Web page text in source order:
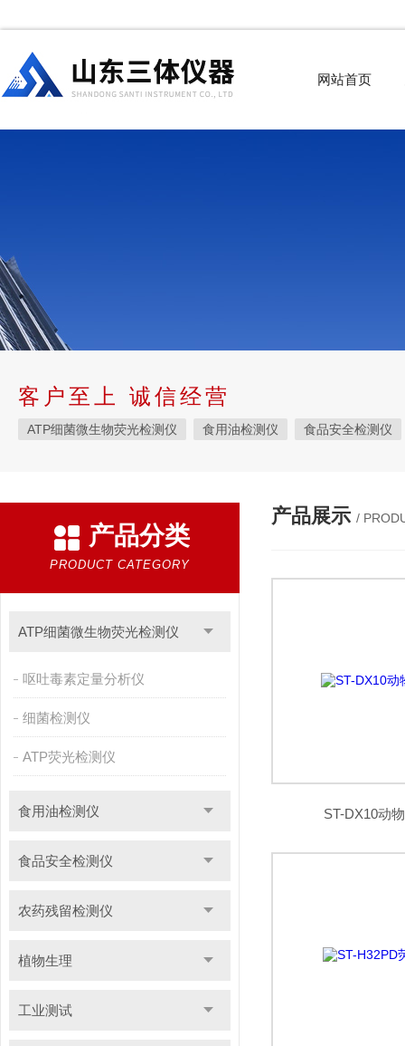
网站首页
客户至上 诚信经营
ATP细菌微生物荧光检测仪 食用油检测仪 食品安全检测仪
产品分类
PRODUCT CATEGORY
ATP细菌微生物荧光检测仪
呕吐毒素定量分析仪
细菌检测仪
ATP荧光检测仪
食用油检测仪
食品安全检测仪
农药残留检测仪
植物生理
工业测试
产品展示 /
ST-DX10动